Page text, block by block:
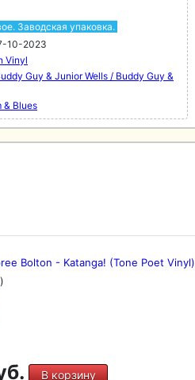
Заводская упаковка.
10-2023
Vinyl
Guy & Junior Wells / Buddy Guy &
& Blues
Bolton - Katanga! (Tone Poet Vinyl)
В корзину